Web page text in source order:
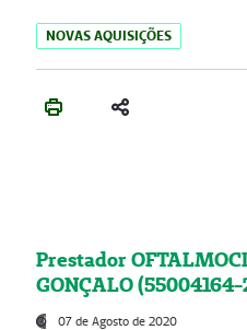
NOVAS AQUISIÇÕES
Prestador
GONÇALO (55004164-
07 de Agosto de 2020